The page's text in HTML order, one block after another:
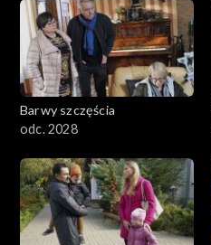
Barwy szczęścia
odc. 2028